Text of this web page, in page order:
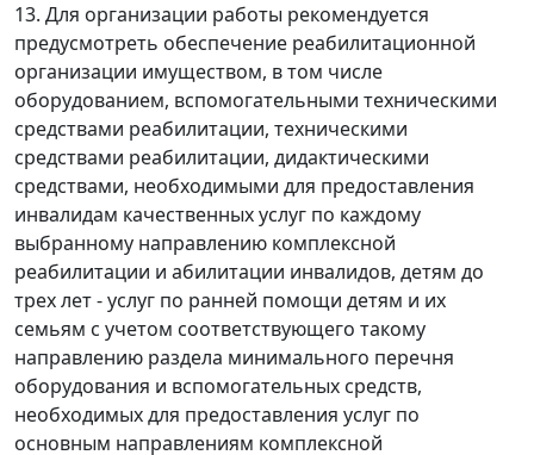
13. Для организации работы рекомендуется
предусмотреть обеспечение реабилитационной
организации имуществом, в том числе
оборудованием, вспомогательными техническими
средствами реабилитации, техническими
средствами реабилитации, дидактическими
средствами, необходимыми для предоставления
инвалидам качественных услуг по каждому
выбранному направлению комплексной
реабилитации и абилитации инвалидов, детям до
трех лет - услуг по ранней помощи детям и их
семьям с учетом соответствующего такому
направлению раздела минимального перечня
оборудования и вспомогательных средств,
необходимых для предоставления услуг по
основным направлениям комплексной